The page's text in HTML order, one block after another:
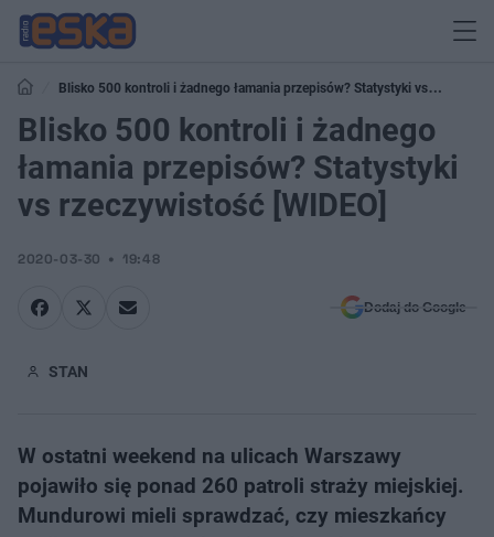
Blisko 500 kontroli i żadnego łamania przepisów? Statystyki vs
rzeczywistość [WIDEO]
Blisko 500 kontroli i żadnego
łamania przepisów? Statystyki
vs rzeczywistość [WIDEO]
2020-03-30 19:48
Dodaj do Google
STAN
W ostatni weekend na ulicach Warszawy
pojawiło się ponad 260 patroli straży miejskiej.
Mundurowi mieli sprawdzać, czy mieszkańcy